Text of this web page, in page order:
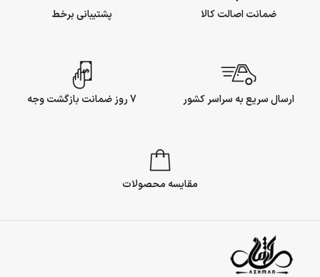
ضمانت اصالت کالا پشتیبانی برخط
ارسال سریع به سراسر کشور 7 روز ضمانت بازگشت وجه
مقایسه محصولات